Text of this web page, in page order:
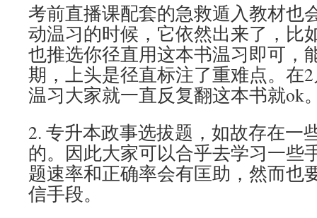
考前直播课配套的急救遁入教材也
动温习的时候，它依然出来了，比
也推选你径直用这本书温习即可，
期，上头是径直标注了重难点。在
温习大家就一直反复翻这本书就ok
2. 专升本政事选拔题，如故存在一
的。因此大家可以合乎去学习一些
题速率和正确率会有匡助，然而也
信手段。